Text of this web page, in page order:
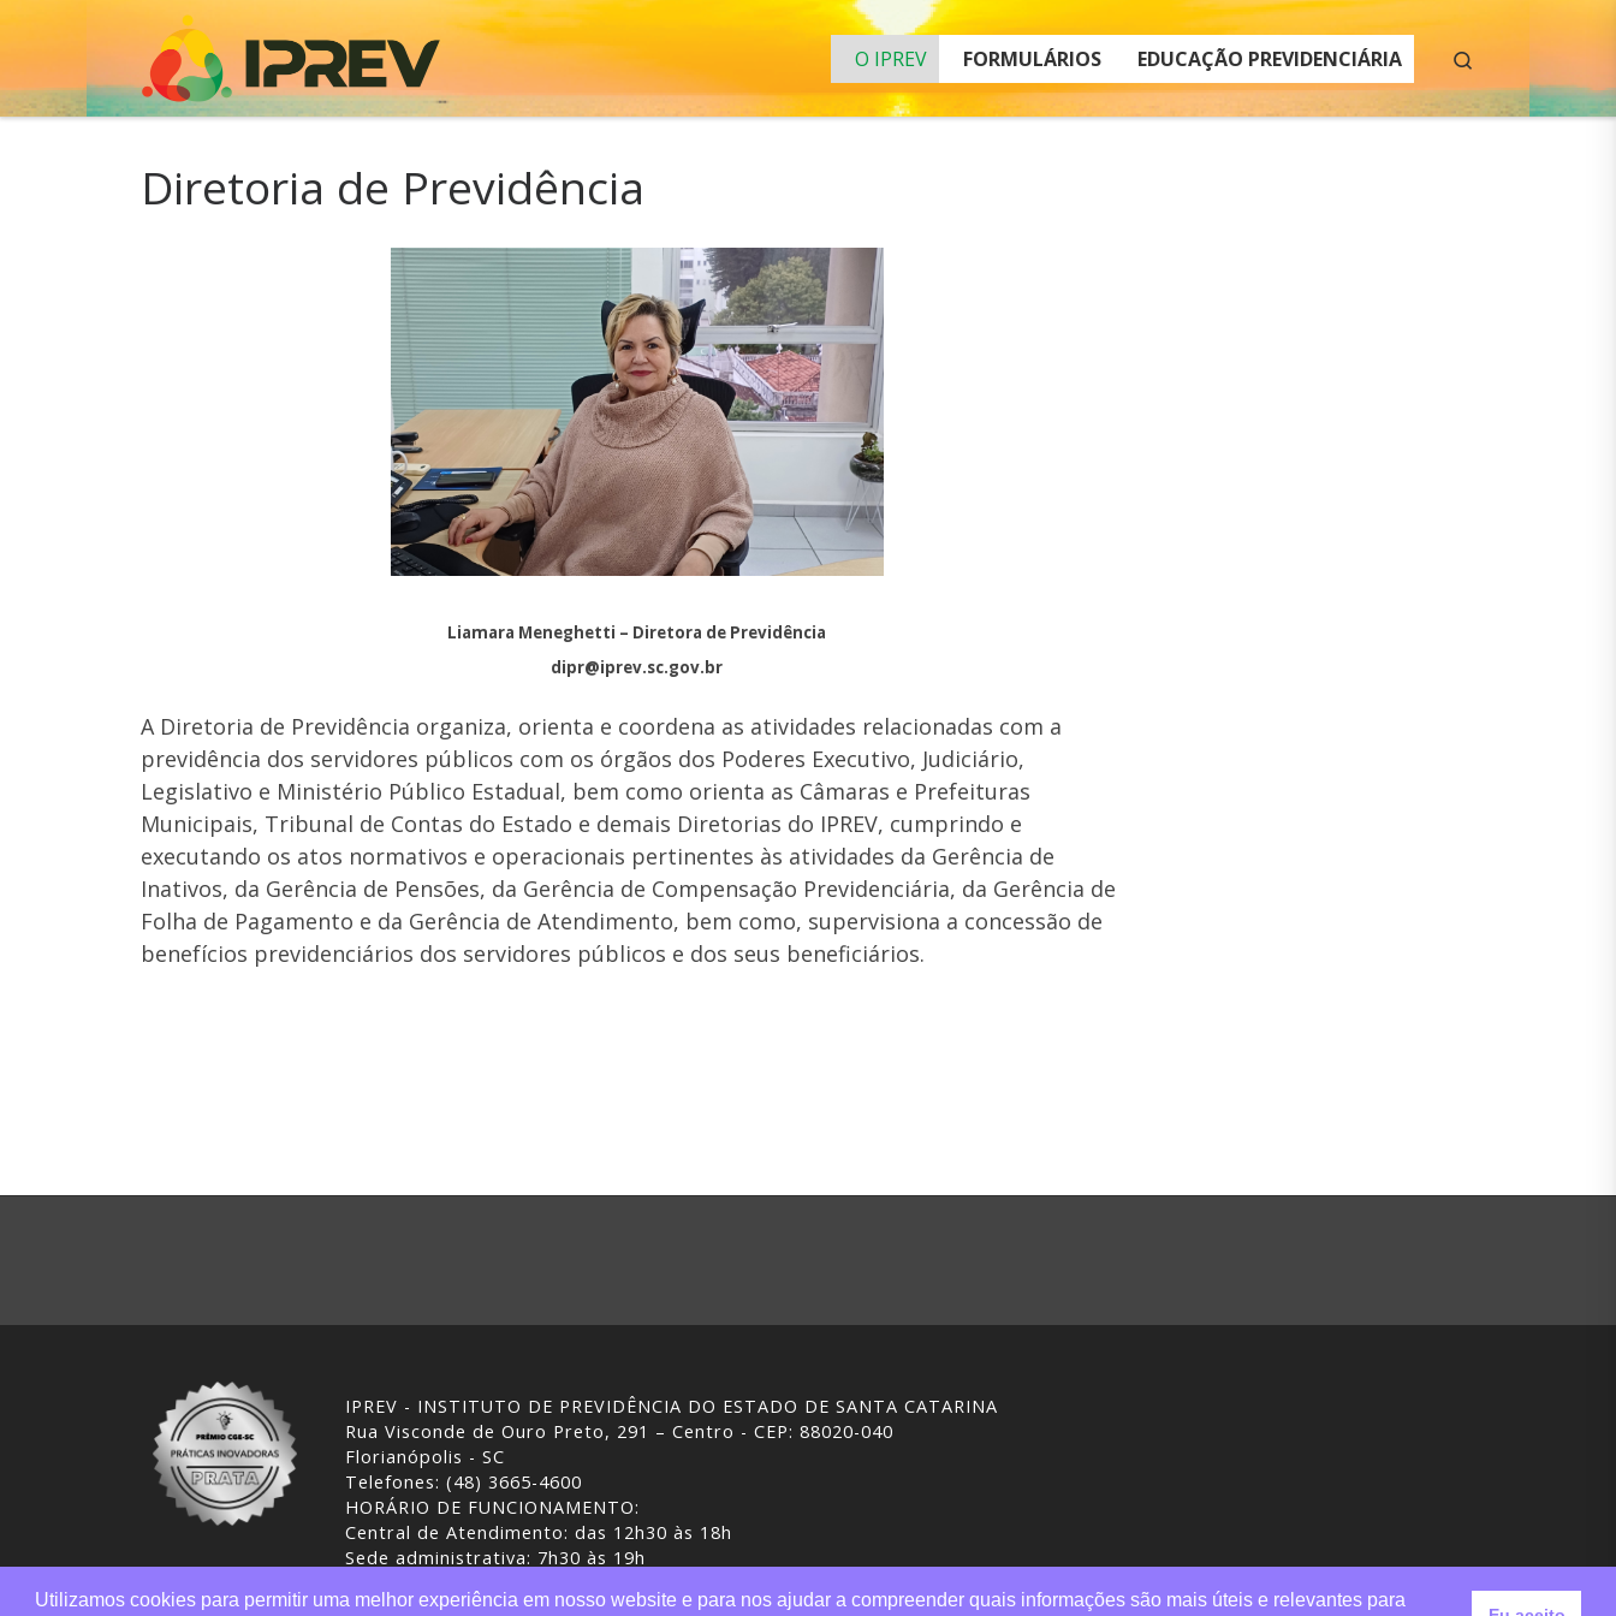
Skip to content
O IPREV FORMULÁRIOS EDUCAÇÃO PREVIDENCIÁRIA
Diretoria de Previdência
Liamara Meneghetti – Diretora de Previdência
dipr@iprev.sc.gov.br
A Diretoria de Previdência organiza, orienta e coordena as atividades relacionadas com a
previdência dos servidores públicos com os órgãos dos Poderes Executivo, Judiciário,
Legislativo e Ministério Público Estadual, bem como orienta as Câmaras e Prefeituras
Municipais, Tribunal de Contas do Estado e demais Diretorias do IPREV, cumprindo e
executando os atos normativos e operacionais pertinentes às atividades da Gerência de
Inativos, da Gerência de Pensões, da Gerência de Compensação Previdenciária, da Gerência de
Folha de Pagamento e da Gerência de Atendimento, bem como, supervisiona a concessão de
benefícios previdenciários dos servidores públicos e dos seus beneficiários.
IPREV - INSTITUTO DE PREVIDÊNCIA DO ESTADO DE SANTA CATARINA
Rua Visconde de Ouro Preto, 291 – Centro - CEP: 88020-040
Florianópolis - SC
Telefones: (48) 3665-4600
HORÁRIO DE FUNCIONAMENTO:
Central de Atendimento: das 12h30 às 18h
Sede administrativa: 7h30 às 19h
Utilizamos cookies para permitir uma melhor experiência em nosso website e para nos ajudar a compreender quais informações são mais úteis e relevantes para